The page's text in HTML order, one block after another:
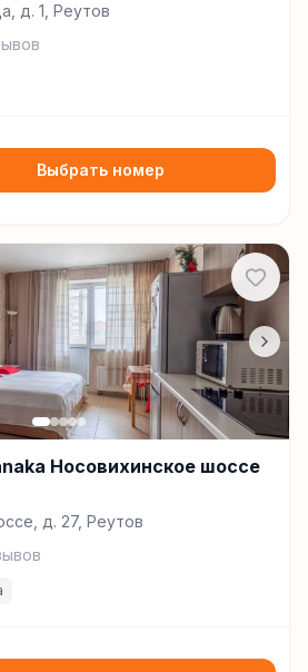
д. 1, Реутов
Выбрать номер
Носовихинское шоссе
д. 27, Реутов